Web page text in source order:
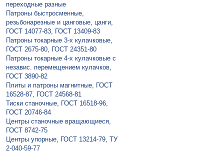
переходные разные
Патроны быстросменные,
резьбонарезные и цанговые, цанги,
ГОСТ 14077-83, ГОСТ 13409-83
Патроны токарные 3-х кулачковые,
ГОСТ 2675-80, ГОСТ 24351-80
Патроны токарные 4-х кулачковые с
независ. перемещением кулачков,
ГОСТ 3890-82
Плиты и патроны магнитные, ГОСТ
16528-87, ГОСТ 24568-81
Тиски станочные, ГОСТ 16518-96,
ГОСТ 20746-84
Центры станочные вращающиеся,
ГОСТ 8742-75
Центры упорные, ГОСТ 13214-79, ТУ
2-040-59-77